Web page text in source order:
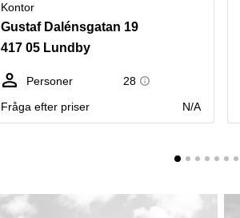
Kontor
Gustaf Dalénsgatan 19
417 05 Lundby
Personer
28
Fråga efter priser
N/A